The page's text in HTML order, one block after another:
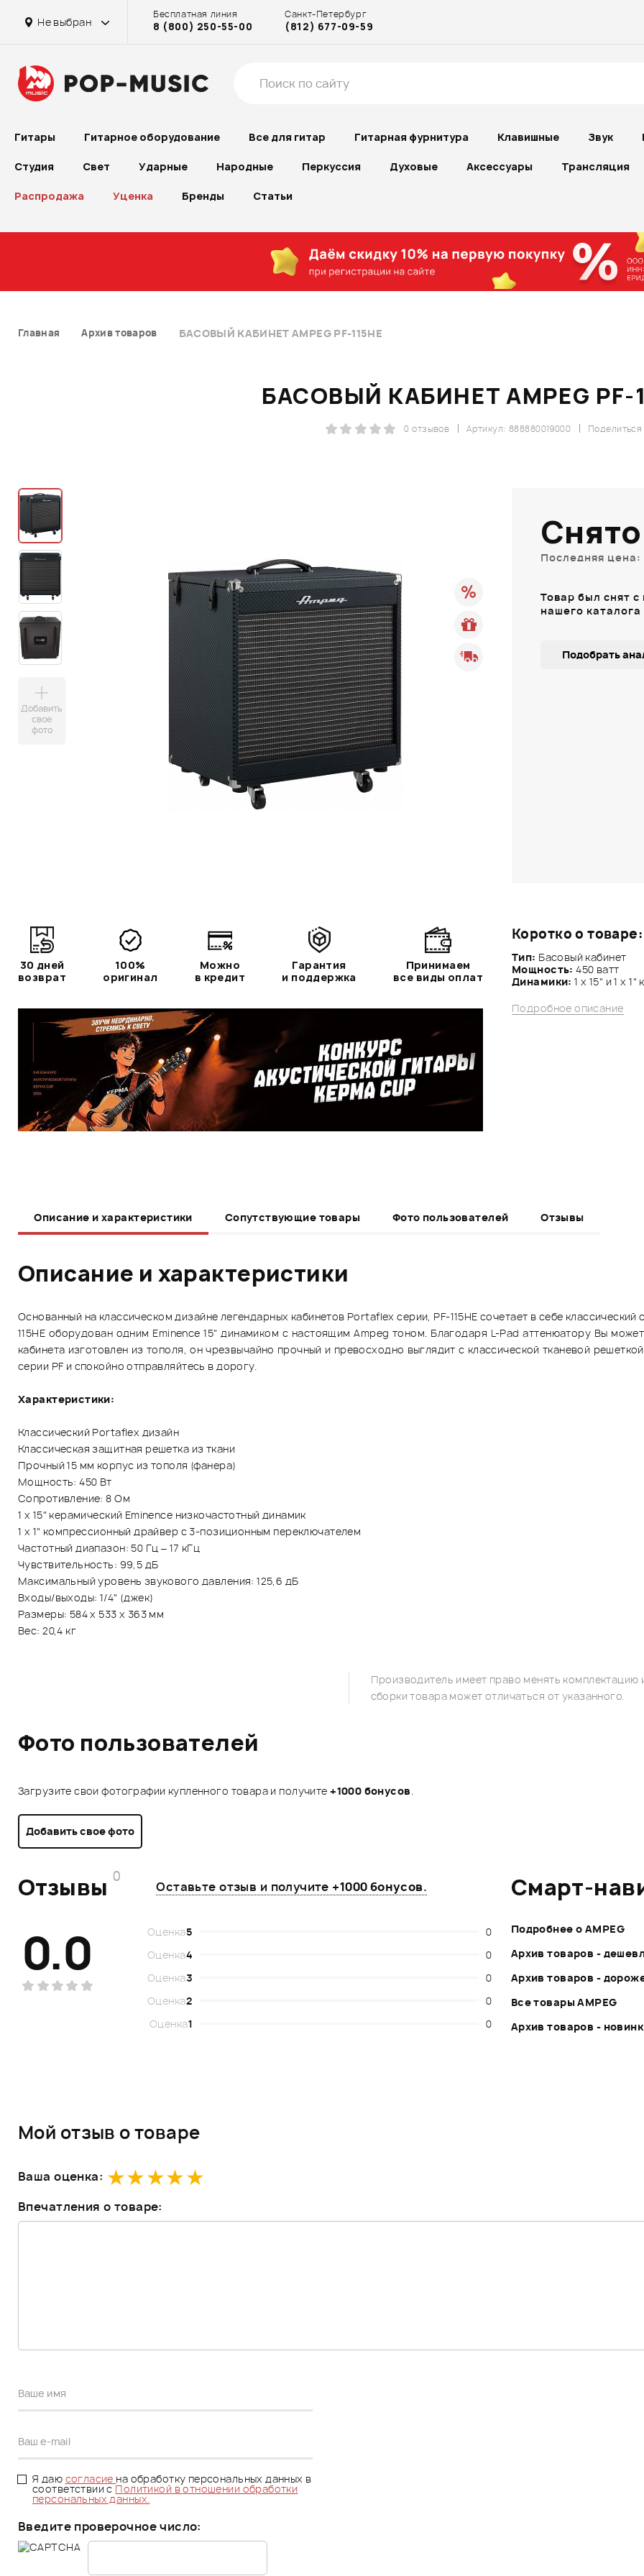
Не выбран
Бесплатная линия
8 (800) 250-55-00
Санкт-Петербург
(812) 677-09-59
Гитары Гитарное оборудование Все для гитар Гитарная фурнитура Клавишные Звук
Студия Свет Ударные Народные Перкуссия Духовые Аксессуары Трансляция
Распродажа Уценка Бренды Статьи
Главная Архив товаров БАСОВЫЙ КАБИНЕТ AMPEG PF-115HE
БАСОВЫЙ КАБИНЕТ AMPEG PF-
Поделиться
Артикул: 888880019000
0 отзывов
Добавить
свое
фото
Коротко о товаре:
Тип: Басовый кабинет
Мощность: 450 ватт
Динамики: 1 х 15" и 1 х
Подробное описание
Последняя цена:
Товар был снят
нашего каталога
Подобрать
30 дней
возврат
100%
оригинал
Можно
в кредит
Гарантия
и поддержка
Принимаем
все виды оплат
Описание и характеристики Сопутствующие товары Фото пользователей Отзывы
Описание и характеристики
Основанный на классическом дизайне легендарных кабинетов Portaflex серии, PF-115HE сочетает в себе
115HE оборудован одним Eminence 15" динамиком с настоящим Ampeg тоном. Благодаря L-Pad аттенюатору Вы
кабинета изготовлен из тополя, он чрезвычайно прочный и превосходно выглядит с классической тканевой
серии PF и спокойно отправляйтесь в дорогу.
Характеристики:
Классический Portaflex дизайн
Классическая защитная решетка из ткани
Прочный 15 мм корпус из тополя (фанера)
Мощность: 450 Вт
Сопротивление: 8 Ом
1 х 15" керамический Eminence низкочастотный динамик
1 х 1" компрессионный драйвер с 3-позиционным переключателем
Частотный диапазон: 50 Гц – 17 кГц
Чувствительность: 99,5 дБ
Максимальный уровень звукового давления: 125,6 дБ
Входы/выходы: 1/4" (джек)
Размеры: 584 х 533 х 363 мм
Вес: 20,4 кг
Производитель имеет право менять
сборки товара может отличаться от указанного.
Фото пользователей
Загрузите свои фотографии купленного товара и получите+1000 бонусов.
Добавить свое фото
Отзывы 0
Оставьте отзыв и получите +1000 бонусов.
0.0 Оценка5
0
Оценка4
0
Оценка3
0
Оценка2
0
Оценка1 0
Смарт-
Подробнее о AMPEG
Архив товаров -
Архив товаров -
Все товары AMPEG
Архив товаров -
Мой отзыв о товаре
Ваша оценка:
Впечатления о товаре:
Я даю согласие на обработку персональных данных в
соответствии сПолитикой в отношении обработки
персональных данных.
Введите проверочное число: